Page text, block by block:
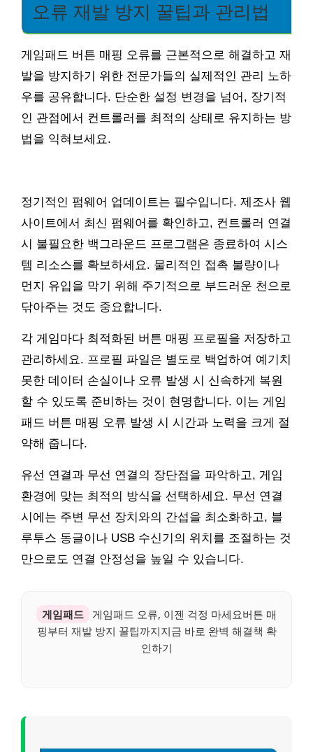
오류 재발 방지 꿀팁과 관리법
게임패드 버튼 매핑 오류를 근본적으로 해결하고 재
발을 방지하기 위한 전문가들의 실제적인 관리 노하
우를 공유합니다. 단순한 설정 변경을 넘어, 장기적
인 관점에서 컨트롤러를 최적의 상태로 유지하는 방
법을 익혀보세요.
정기적인 펌웨어 업데이트는 필수입니다. 제조사 웹
사이트에서 최신 펌웨어를 확인하고, 컨트롤러 연결
시 불필요한 백그라운드 프로그램은 종료하여 시스
템 리소스를 확보하세요. 물리적인 접촉 불량이나
먼지 유입을 막기 위해 주기적으로 부드러운 천으로
닦아주는 것도 중요합니다.
각 게임마다 최적화된 버튼 매핑 프로필을 저장하고
관리하세요. 프로필 파일은 별도로 백업하여 예기치
못한 데이터 손실이나 오류 발생 시 신속하게 복원
할 수 있도록 준비하는 것이 현명합니다. 이는 게임
패드 버튼 매핑 오류 발생 시 시간과 노력을 크게 절
약해 줍니다.
유선 연결과 무선 연결의 장단점을 파악하고, 게임
환경에 맞는 최적의 방식을 선택하세요. 무선 연결
시에는 주변 무선 장치와의 간섭을 최소화하고, 블
루투스 동글이나 USB 수신기의 위치를 조절하는 것
만으로도 연결 안정성을 높일 수 있습니다.
게임패드
게임패드 오류, 이젠 걱정 마세요버튼 매
핑부터 재발 방지 꿀팁까지지금 바로 완벽 해결책 확
인하기